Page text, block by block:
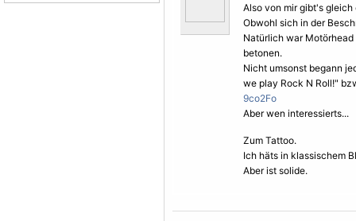
Also von mir gibt's
Obwohl sich in der
Natürlich war
betonen.
Nicht umsonst begann
we play Rock N Roll!"
9co2Fo
Aber wen interessierts...
Zum Tattoo.
Ich häts in klassischem
Aber ist solide.